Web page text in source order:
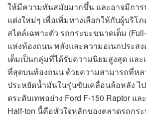
ให้มีความทันสมัยมากขึ้น และอาจมีการ
แต่งใหม่ๆ เพื่อเพิ่มทางเลือกให้กับผู้บริโ
สไตล์เฉพาะตัว รถกระบะขนาดเต็ม
แห่งท้องถนน พลังและความอเนกประส
เต็มเป็นกลุ่มที่ได้รับความนิยมสูงสุด แล
ที่สุดบนท้องถนน ด้วยความสามารถที่หล
ประหยัดน้ำมันในรุ่นขับเคลื่อนล้อหลัง ไ
ดระดับเทพอย่าง Ford F-150 Raptor แล
Half-ton นี้คือหัวใจหลักของตลาดรถกร